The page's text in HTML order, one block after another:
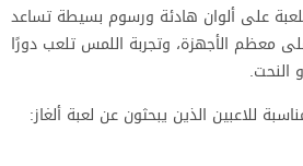
على ألوان هادئة ورسوم بسيطة تساعد
معظم الأجهزة، وتجربة اللمس تلعب دورًا
النحت.